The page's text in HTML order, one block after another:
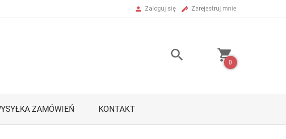
Zaloguj się Zarejestruj mnie
0
ZAMÓWIEŃ KONTAKT